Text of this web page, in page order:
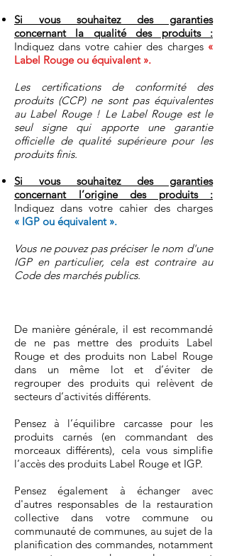
Si vous souhaitez des garanties
concernant la qualité des produits :
Indiquez dans votre cahier des charges «
Label Rouge ou équivalent ».
Les certifications de conformité des
produits (CCP) ne sont pas équivalentes
au Label Rouge ! Le Label Rouge est le
seul signe qui apporte une garantie
officielle de qualité supérieure pour les
produits finis.
Si vous souhaitez des garanties
concernant l’origine des produits :
Indiquez dans votre cahier des charges
« IGP ou équivalent ».
Vous ne pouvez pas préciser le nom d'une
IGP en particulier, cela est contraire au
Code des marchés publics.
De manière générale, il est recommandé
de ne pas mettre des produits Label
Rouge et des produits non Label Rouge
dans un même lot et d’éviter de
regrouper des produits qui relèvent de
secteurs d’activités différents.
Pensez à l’équilibre carcasse pour les
produits carnés (en commandant des
morceaux différents), cela vous simplifie
l’accès des produits Label Rouge et IGP.
Pensez également à échanger avec
d'autres responsables de la restauration
collective dans votre commune ou
communauté de communes, au sujet de la
planification des commandes, notamment